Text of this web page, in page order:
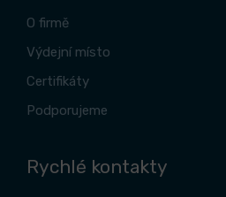
O firmě
Výdejní místo
Certifikáty
Podporujeme
Rychlé kontakty